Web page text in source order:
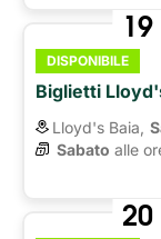
19
DISPONIBILE
Biglietti
Lloyd's Baia,
Sabato alle
20